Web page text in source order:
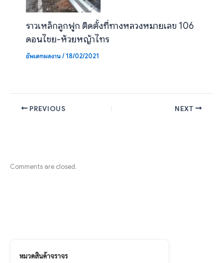
หมวดสินค้าจราจร
ราวเหล็กลูกฟูก ติดตั้งที่ทางหลวงหมายเลข 106
ดอนไชย-ห้วยหญ้าไทร
อัพเดทผลงาน/18/02/2021
PREVIOUS NEXT
Comments are closed.